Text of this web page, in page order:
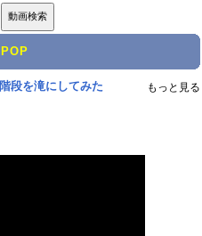
段を滝にしてみた もっと見る